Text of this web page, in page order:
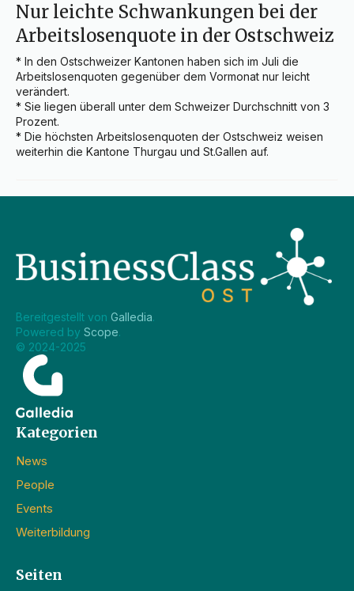
Nur leichte Schwankungen bei der
Arbeitslosenquote in der Ostschweiz
* In den Ostschweizer Kantonen haben sich im Juli die
Arbeitslosenquoten gegenüber dem Vormonat nur leicht
verändert.
* Sie liegen überall unter dem Schweizer Durchschnitt von 3
Prozent.
* Die höchsten Arbeitslosenquoten der Ostschweiz weisen
weiterhin die Kantone Thurgau und St.Gallen auf.
Bereitgestellt von Galledia.
Powered by Scope.
© 2024-2025
Kategorien
News
People
Events
Weiterbildung
Seiten